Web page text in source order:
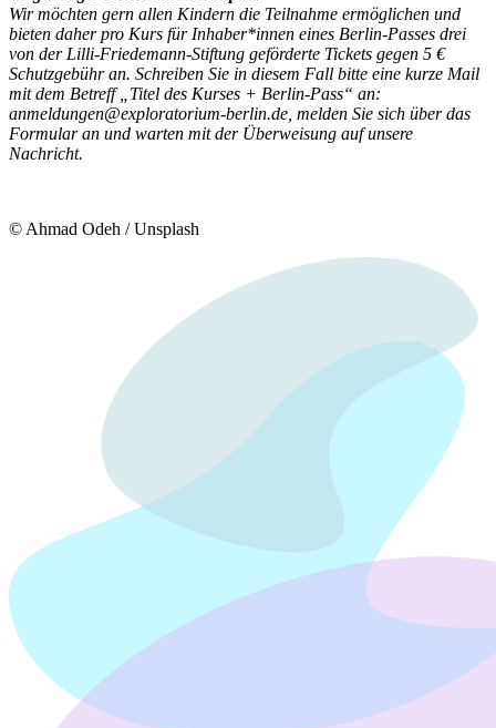
Wir möchten gern allen Kindern die Teilnahme ermöglichen und
bieten daher pro Kurs für Inhaber*innen eines Berlin-Passes drei
von der Lilli-Friedemann-Stiftung geförderte Tickets gegen 5 €
Schutzgebühr an. Schreiben Sie in diesem Fall bitte eine kurze Mail
mit dem Betreff „Titel des Kurses + Berlin-Pass“ an:
anmeldungen@exploratorium-berlin.de, melden Sie sich über das
Formular an und warten mit der Überweisung auf unsere
Nachricht.
© Ahmad Odeh / Unsplash